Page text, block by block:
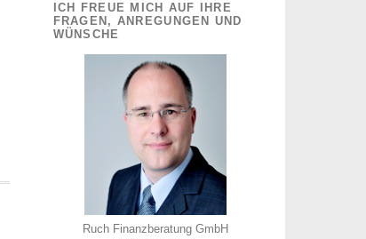
ICH FREUE MICH AUF IHRE
FRAGEN, ANREGUNGEN UND
WÜNSCHE
Ruch Finanzberatung GmbH